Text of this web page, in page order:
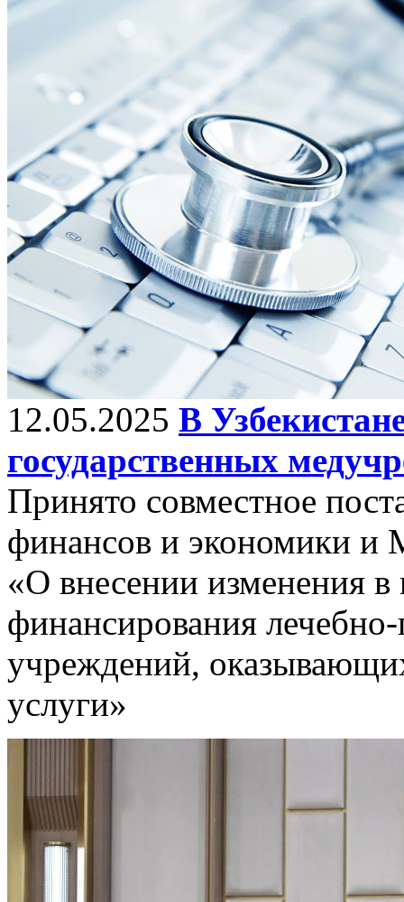
12.05.2025 В
государственных
Принято совместное
финансов и экономики и
«О внесении изменения
финансирования
учреждений,
услуги»